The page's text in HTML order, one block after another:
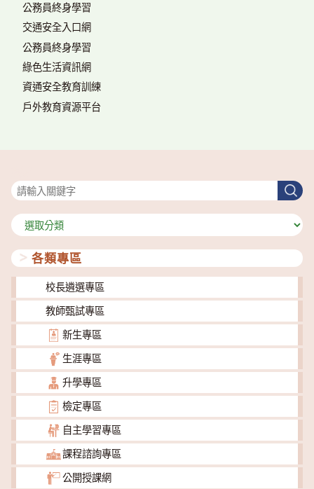
公務員終身學習
交通安全入口網
公務員終身學習
綠色生活資訊網
資通安全教育訓練
戶外教育資源平台
搜
尋
分
類
各類專區
校長遴選專區
教師甄試專區
新生專區
生涯專區
升學專區
檢定專區
自主學習專區
課程諮詢專區
公開授課網